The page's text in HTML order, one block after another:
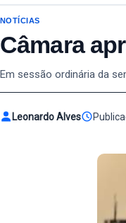
NOTÍCIAS
Câmara
Em sessão ordinária da
Leonardo Alves